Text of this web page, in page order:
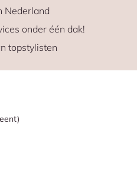
Nederland
onder één dak!
topstylisten